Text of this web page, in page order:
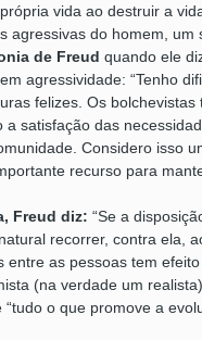
vida ao destruir a
agressivas do homem, um
de Freud quando ele
agressividade: “Tenho
felizes. Os
satisfação das
Considero isso
recurso para
Freud diz: “Se a
recorrer, contra ela,
as pessoas tem
(na verdade um
o que promove a